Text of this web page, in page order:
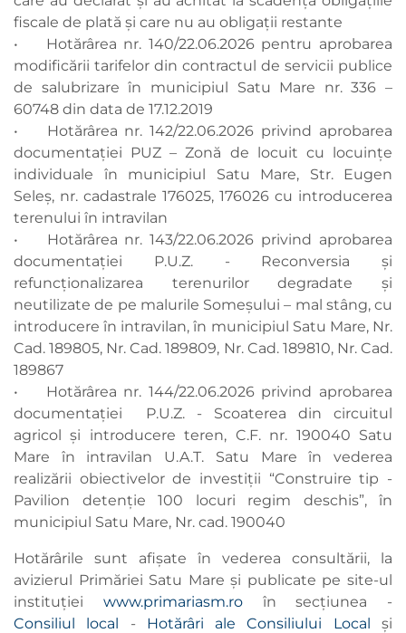
fiscale de plată şi care nu au obligaţii restante
• Hotărârea nr. 140/22.06.2026 pentru aprobarea
modificării tarifelor din contractul de servicii publice
de salubrizare în municipiul Satu Mare nr. 336 –
60748 din data de 17.12.2019
• Hotărârea nr. 142/22.06.2026 privind aprobarea
documentației PUZ – Zonă de locuit cu locuinţe
individuale în municipiul Satu Mare, Str. Eugen
Seleş, nr. cadastrale 176025, 176026 cu introducerea
terenului în intravilan
• Hotărârea nr. 143/22.06.2026 privind aprobarea
documentației P.U.Z. - Reconversia și
refuncționalizarea terenurilor degradate și
neutilizate de pe malurile Someșului – mal stâng, cu
introducere în intravilan, în municipiul Satu Mare, Nr.
Cad. 189805, Nr. Cad. 189809, Nr. Cad. 189810, Nr. Cad.
189867
• Hotărârea nr. 144/22.06.2026 privind aprobarea
documentației P.U.Z. - Scoaterea din circuitul
agricol și introducere teren, C.F. nr. 190040 Satu
Mare în intravilan U.A.T. Satu Mare în vederea
realizării obiectivelor de investiții “Construire tip -
Pavilion detenție 100 locuri regim deschis”, în
municipiul Satu Mare, Nr. cad. 190040
Hotărârile sunt afișate în vederea consultării, la
avizierul Primăriei Satu Mare şi publicate pe site-ul
instituţiei www.primariasm.roîn secţiunea -
Consiliul local - Hotărâri ale Consiliului Local și